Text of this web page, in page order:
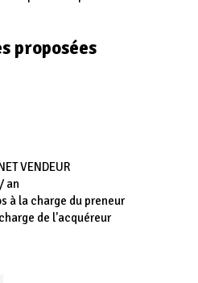
proposées
VENDEUR
an
à la charge du preneur
de l'acquéreur